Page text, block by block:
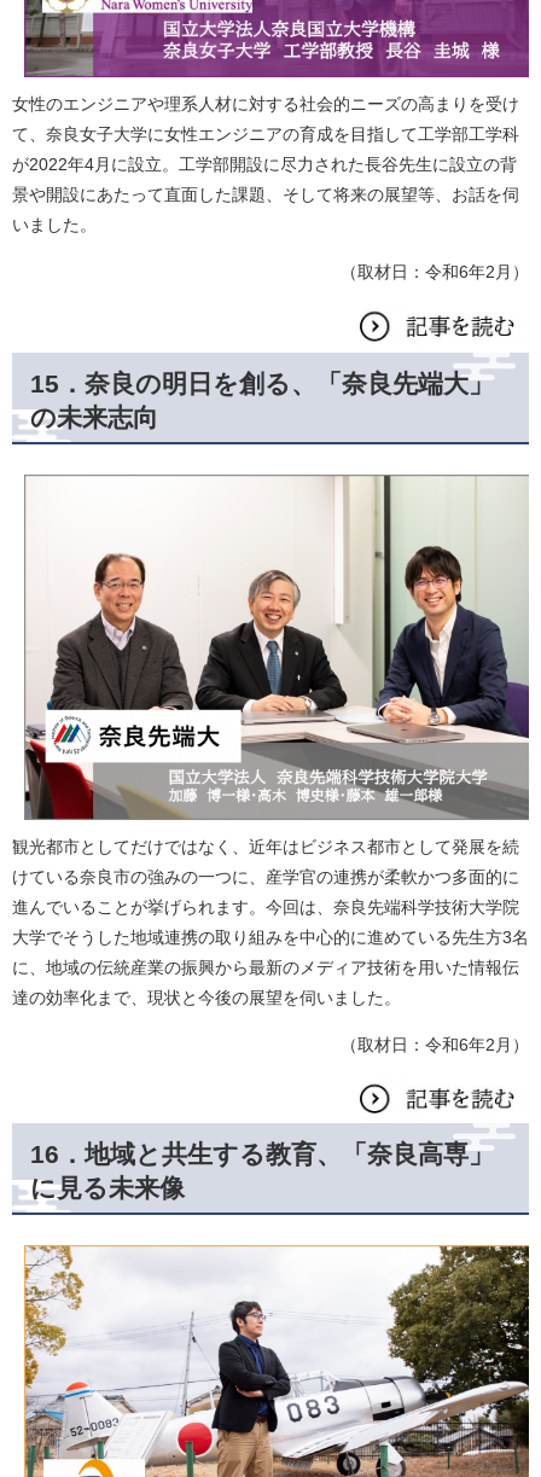
女性のエンジニアや理系人材に対する社会的ニーズの高まりを受け
て、奈良女子大学に女性エンジニアの育成を目指して工学部工学科
が2022年4月に設立。工学部開設に尽力された長谷先生に設立の背
景や開設にあたって直面した課題、そして将来の展望等、お話を伺
いました。
（取材日：令和6年2月）
15． 奈良の明日を創る、「奈良先端大」
の未来志向
観光都市としてだけではなく、近年はビジネス都市として発展を続
けている奈良市の強みの一つに、産学官の連携が柔軟かつ多面的に
進んでいることが挙げられます。今回は、奈良先端科学技術大学院
大学でそうした地域連携の取り組みを中心的に進めている先生方3名
に、地域の伝統産業の振興から最新のメディア技術を用いた情報伝
達の効率化まで、現状と今後の展望を伺いました。
​（取材日：令和6年2月）
16．地域と共生する教育、「奈良高専」
に見る未来像